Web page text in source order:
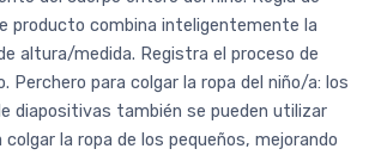
producto combina inteligentemente la
altura/medida. Registra el proceso de
Perchero para colgar la ropa del niño/a: los
diapositivas también se pueden utilizar
la ropa de los pequeños, mejorando